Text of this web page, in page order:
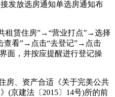
发放选房通知单选房通知布
赁住房”→“营业打点”→选择
查看”→点击“去登记”→点击
面，并按应提醒进行登记操
、资产合适《关于完美公共
(京建法〔2015〕14号)所的前